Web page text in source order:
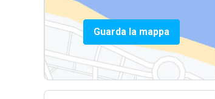
Guarda la mappa